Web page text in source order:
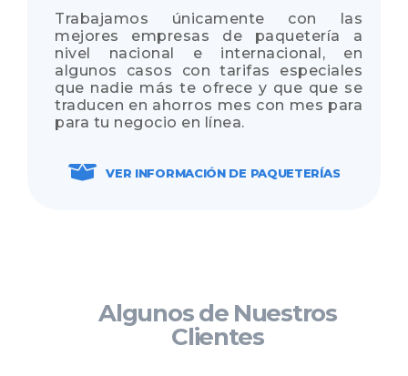
Trabajamos únicamente con las
mejores empresas de paquetería a
nivel nacional e internacional, en
algunos casos con tarifas especiales
que nadie más te ofrece y que que se
traducen en ahorros mes con mes para
para tu negocio en línea.
VER INFORMACIÓN DE PAQUETERÍAS
Algunos de Nuestros
Clientes